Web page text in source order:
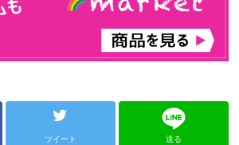
ツイート 送る